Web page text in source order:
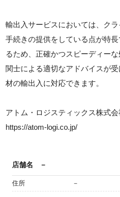
輸出入サービスにおいては、ク
手続きの提供をしている点が特
るため、正確かつスピーディー
関士による適切なアドバイスが
材の輸出入に対応できます。
アトム・ロジスティックス株式会
https://atom-logi.co.jp/
店舗名 －
住所 －